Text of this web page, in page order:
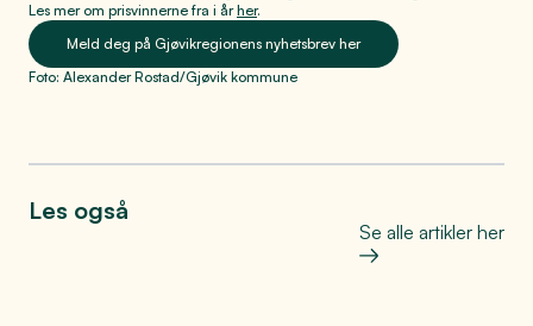
Les mer om prisvinnerne fra i årher.
Meld deg på Gjøvikregionens nyhetsbrev her
Foto: Alexander Rostad/Gjøvik kommune
Les også
Se alle artikler her